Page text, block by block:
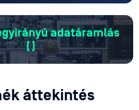
adatáramlás
()
áttekintés